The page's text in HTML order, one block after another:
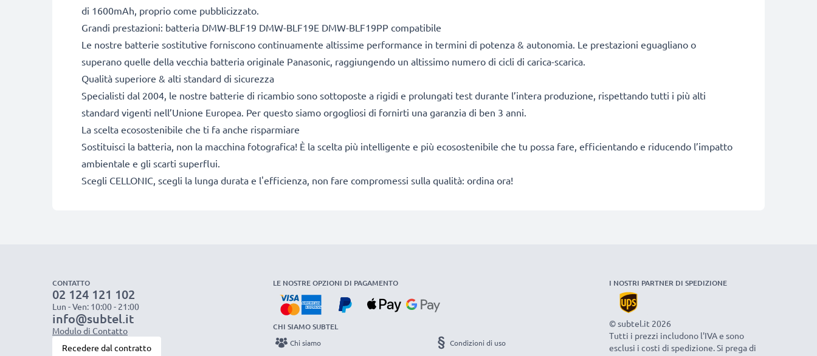
di 1600mAh, proprio come pubblicizzato.
Grandi prestazioni: batteria DMW-BLF19 DMW-BLF19E DMW-BLF19PP compatibile
Le nostre batterie sostitutive forniscono continuamente altissime performance in termini di potenza & autonomia. Le prestazioni eguagliano o
superano quelle della vecchia batteria originale Panasonic, raggiungendo un altissimo numero di cicli di carica-scarica.
Qualità superiore & alti standard di sicurezza
Specialisti dal 2004, le nostre batterie di ricambio sono sottoposte a rigidi e prolungati test durante l’intera produzione, rispettando tutti i più alti
standard vigenti nell’Unione Europea. Per questo siamo orgogliosi di fornirti una garanzia di ben 3 anni.
La scelta ecosostenibile che ti fa anche risparmiare
Sostituisci la batteria, non la macchina fotografica! È la scelta più intelligente e più ecosostenibile che tu possa fare, efficientando e riducendo l’impatto
ambientale e gli scarti superflui.
Scegli CELLONIC, scegli la lunga durata e l'efficienza, non fare compromessi sulla qualità: ordina ora!
CONTATTO
02 124 121 102
Lun - Ven: 10:00 - 21:00
info@subtel.it
Modulo di Contatto
Recedere dal contratto
LE NOSTRE OPZIONI DI PAGAMENTO
CHI SIAMO SUBTEL
Chi siamo Condizioni di uso
I NOSTRI PARTNER DI SPEDIZIONE
© subtel.it 2026
Tutti i prezzi includono l'IVA e sono
esclusi i costi di spedizione. Si prega di